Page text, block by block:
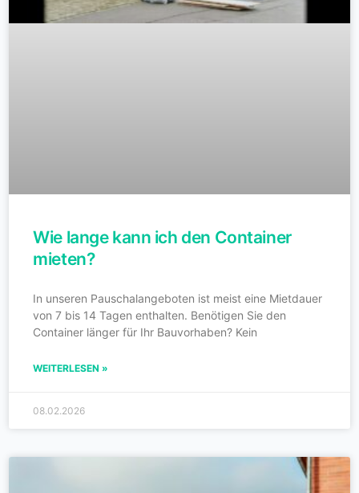
Wie lange kann ich den Container
mieten?
In unseren Pauschalangeboten ist meist eine Mietdauer
von 7 bis 14 Tagen enthalten. Benötigen Sie den
Container länger für Ihr Bauvorhaben? Kein
WEITERLESEN »
08.02.2026